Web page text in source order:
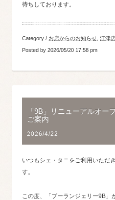
待ちしております。
Category / お店からのお知らせ 江津
Posted by 2026/05/20 17:58 pm
「9B」リニューアルオー
ご案内
2026/4/22
いつもシェ・タニをご利用いただ
す。
この度、「ブーランジェリー9B